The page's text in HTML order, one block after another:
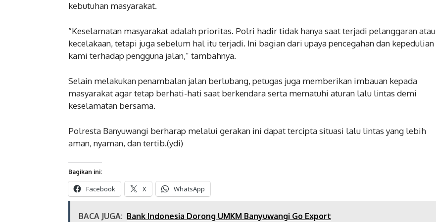
kebutuhan masyarakat.
“Keselamatan masyarakat adalah prioritas. Polri hadir tidak hanya saat terjadi pelanggaran atau
kecelakaan, tetapi juga sebelum hal itu terjadi. Ini bagian dari upaya pencegahan dan kepedulian
kami terhadap pengguna jalan,” tambahnya.
Selain melakukan penambalan jalan berlubang, petugas juga memberikan imbauan kepada
masyarakat agar tetap berhati-hati saat berkendara serta mematuhi aturan lalu lintas demi
keselamatan bersama.
Polresta Banyuwangi berharap melalui gerakan ini dapat tercipta situasi lalu lintas yang lebih
aman, nyaman, dan tertib.(ydi)
Bagikan ini:
Facebook X WhatsApp
BACA JUGA: Bank Indonesia Dorong UMKM Banyuwangi Go Export